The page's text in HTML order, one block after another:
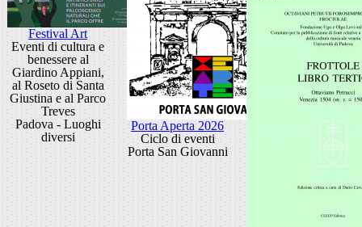
Festival Art
Eventi di cultura e
benessere al
Giardino Appiani,
al Roseto di Santa
Giustina e al Parco
Treves
Padova - Luoghi
diversi
Porta Aperta 2026
Ciclo di eventi
Porta San Giovanni